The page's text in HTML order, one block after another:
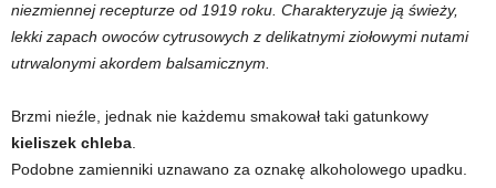
niezmiennej recepturze od 1919 roku. Charakteryzuje ją świeży,
lekki zapach owoców cytrusowych z delikatnymi ziołowymi nutami
utrwalonymi akordem balsamicznym.
Brzmi nieźle, jednak nie każdemu smakował taki gatunkowy
kieliszek chleba
Podobne zamienniki uznawano za oznakę alkoholowego upadku.